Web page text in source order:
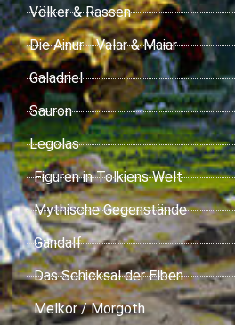
Völker & Rassen
Die Ainur - Valar & Maiar
Galadriel
Sauron
Legolas
Figuren in Tolkiens Welt
Mythische Gegenstände
Gandalf
Das Schicksal der Elben
Melkor / Morgoth